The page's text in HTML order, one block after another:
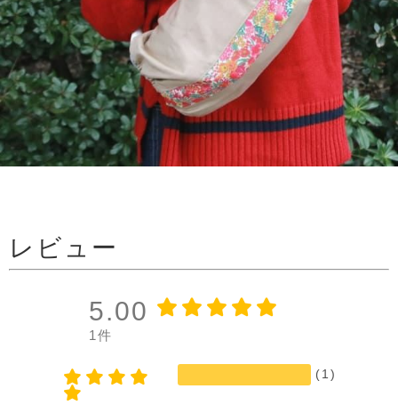
レビュー
5.00
1件
(1)